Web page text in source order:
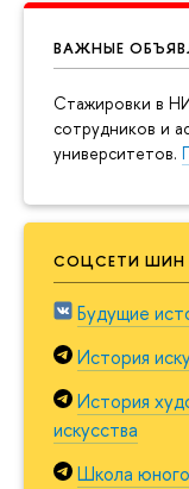
ВАЖНЫЕ
Cтажировки в
сотрудников и
университетов.
СОЦСЕТИ ШИН
Будущие
История
История
искусства
Школа